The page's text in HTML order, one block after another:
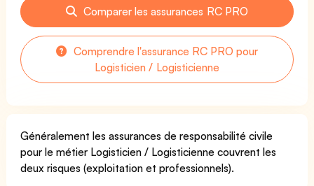
Comparer les assurances RC PRO
Comprendre l'assurance RC PRO pour
Logisticien / Logisticienne
Généralement les assurances de responsabilité civile
pour le métier Logisticien / Logisticienne couvrent les
deux risques (exploitation et professionnels).